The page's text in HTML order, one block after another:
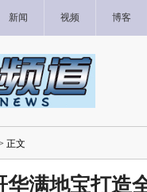
新闻 视频 博客
正文
华满地宝打造